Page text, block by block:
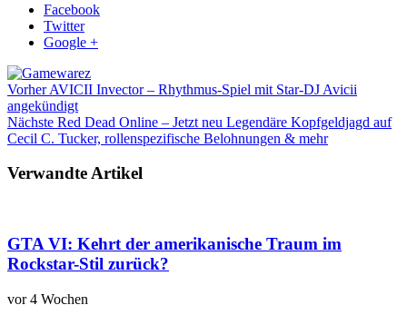
Facebook
Twitter
Google +
VorherAVICII Invector – Rhythmus-Spiel mit Star-DJ Avicii
angekündigt
Nächste Red Dead Online – Jetzt neu Legendäre Kopfgeldjagd auf
Cecil C. Tucker, rollenspezifische Belohnungen & mehr
Verwandte Artikel
GTA VI: Kehrt der amerikanische Traum im
Rockstar-Stil zurück?
vor 4 Wochen